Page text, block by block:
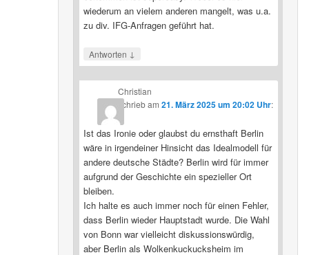
wiederum an vielem anderen mangelt, was u.a.
zu div. IFG-Anfragen geführt hat.
Antworten ↓
Christian
schriebam21. März 2025 um 20:02 Uhr:
Ist das Ironie oder glaubst du ernsthaft Berlin
wäre in irgendeiner Hinsicht das Idealmodell für
andere deutsche Städte? Berlin wird für immer
aufgrund der Geschichte ein spezieller Ort
bleiben.
Ich halte es auch immer noch für einen Fehler,
dass Berlin wieder Hauptstadt wurde. Die Wahl
von Bonn war vielleicht diskussionswürdig,
aber Berlin als Wolkenkuckucksheim im